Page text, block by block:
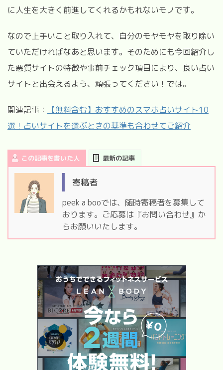
に人生を大きく前進してくれるかもれないモノです。
なので上手いこと取り入れて、自分のモヤモヤを取り除い
ていただければなあと思います。そのためにも今回紹介し
た悪質サイトの特徴や事前チェック項目により、良い占い
サイトと出会えるよう、頑張ってください！では。
関連記事：
【無料含む】おすすめのスマホ占いサイト10
選！占いサイトを選ぶときの基準も合わせてご紹介
この記事を書いた人 最新の記事
寄稿者
peek a booでは、随時寄稿者を募集して
おります。ご応募は『お問い合わせ』か
らお願いいたします。